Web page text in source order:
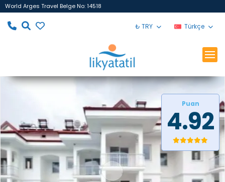
World Arges Travel Belge No: 14518
₺ TRY Türkçe
Puan
4.92